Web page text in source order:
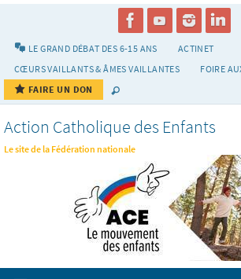
LE GRAND DÉBAT DES 6-15 ANS
ACTINET
CŒURS VAILLANTS & ÂMES VAILLANTES
FOIRE
FAIRE UN DON
Action Catholique des Enfants
Le site de la Fédération nationale